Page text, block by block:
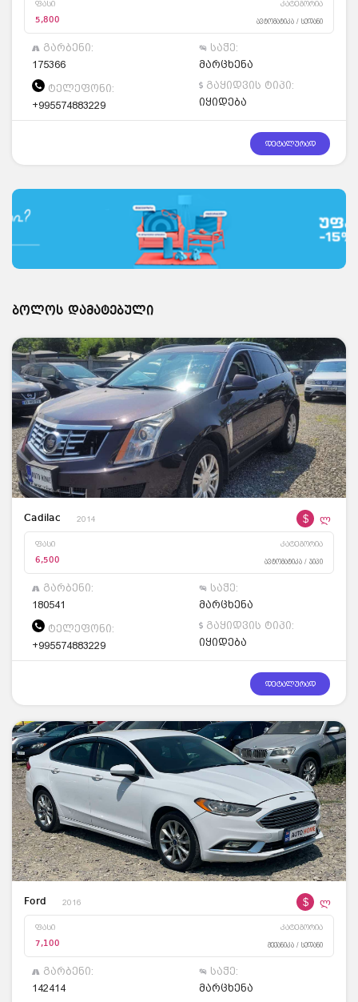
ფასი კატეგორია
5,800 ავტომატიკა / სედანი
გარბენი:
175366
საჭე:
მარცხენა
ტელეფონი:
+995574883229
გაყიდვის ტიპი:
იყიდება
დეტალურად
ბოლოს დამატებული
Cadilac 2014 $ ლ
ფასი კატეგორია
6,500 ავტომატიკა / ჯიპი
გარბენი:
180541
საჭე:
მარცხენა
ტელეფონი:
+995574883229
გაყიდვის ტიპი:
იყიდება
დეტალურად
Ford 2016 $ ლ
ფასი კატეგორია
7,100 მექანიკა / სედანი
გარბენი:
142414
საჭე:
მარცხენა